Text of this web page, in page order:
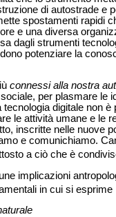
di autostrade e
spostamenti rapidi
e una diversa
dagli strumenti
potenziare la
connessi alla nostra
per plasmare le
digitale non
le attività umane e le
inscritte nelle nuove
e comunichiamo.
a ciò che è
implicazioni
in cui si